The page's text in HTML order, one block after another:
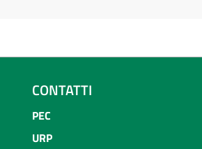
CONTATTI
PEC
URP